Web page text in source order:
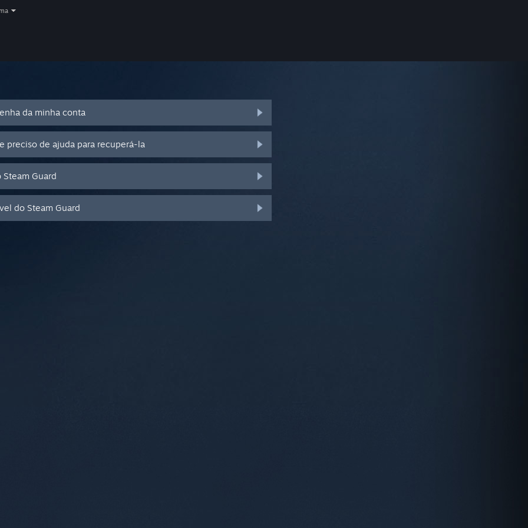
da minha conta
preciso de ajuda para recuperá-la
Guard
do Steam Guard